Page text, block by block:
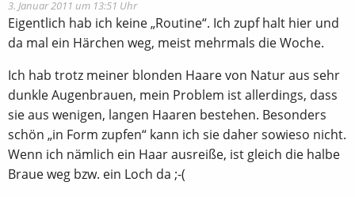
3. Januar 2011 um 13:51 Uhr
Eigentlich hab ich keine „Routine“. Ich zupf halt hier und
da mal ein Härchen weg, meist mehrmals die Woche.
Ich hab trotz meiner blonden Haare von Natur aus sehr
dunkle Augenbrauen, mein Problem ist allerdings, dass
sie aus wenigen, langen Haaren bestehen. Besonders
schön „in Form zupfen“ kann ich sie daher sowieso nicht.
Wenn ich nämlich ein Haar ausreiße, ist gleich die halbe
Braue weg bzw. ein Loch da ;-(